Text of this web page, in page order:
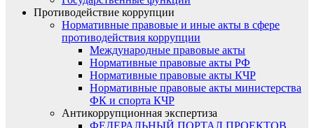
Противодействие коррупции
Нормативные правовые и иные акты в сфере
противодействия коррупции
Международные правовые акты
Нормативные правовые акты РФ
Нормативные правовые акты КЧР
Нормативные правовые акты министерства
ФК и спорта КЧР
Антикоррупционная экспертиза
ФЕДЕРАЛЬНЫЙ ПОРТАЛ ПРОЕКТОВ